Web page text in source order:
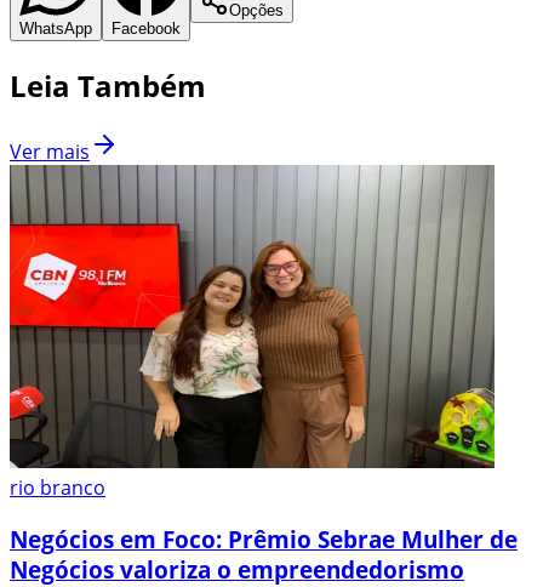
WhatsApp Facebook
Opções
Leia Também
Ver mais
rio branco
Negócios em Foco: Prêmio Sebrae Mulher de
Negócios valoriza o empreendedorismo